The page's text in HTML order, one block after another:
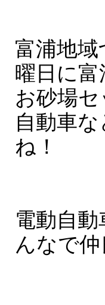
富浦地
曜日に
お砂場
自動車
ね！
電動自
んなで